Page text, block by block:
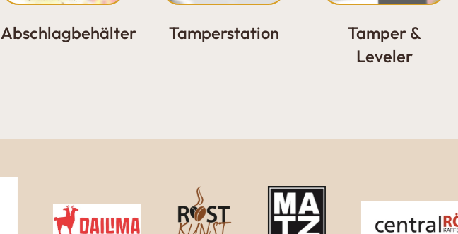
Abschlagbehälter Tamperstation
Tamper &
Leveler